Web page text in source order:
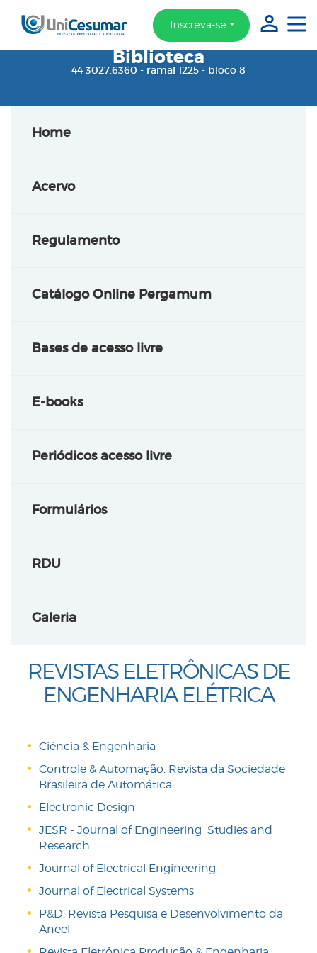
Inscreva-se
Biblioteca
44 3027.6360 - ramal 1225 - bloco 8
Home
Acervo
Regulamento
Catálogo Online Pergamum
Bases de acesso livre
E-books
Periódicos acesso livre
Formulários
RDU
Galeria
REVISTAS ELETRÔNICAS DE
ENGENHARIA ELÉTRICA
Ciência & Engenharia
Controle & Automação: Revista da Sociedade
Brasileira de Automática
Electronic Design
JESR - Journal of Engineering Studies and
Research
Journal of Electrical Engineering
Journal of Electrical Systems
P&D: Revista Pesquisa e Desenvolvimento da
Aneel